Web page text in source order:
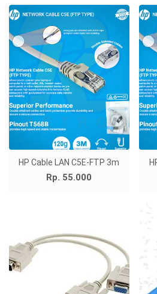
HP Cable LAN C5E-FTP 3m
Rp. 55.000